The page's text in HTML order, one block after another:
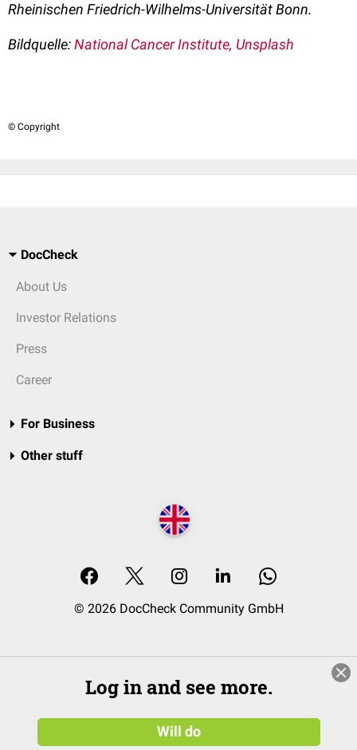
Rheinischen Friedrich-Wilhelms-Universität Bonn.
Bildquelle:National Cancer Institute, Unsplash
© Copyright
DocCheck
About Us
Investor Relations
Press
Career
For Business
Other stuff
© 2026 DocCheck Community GmbH
Log in and see more.
Will do